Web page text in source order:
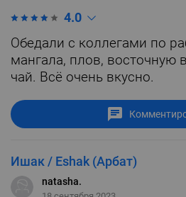
4.0
Обедали с коллегами по
мангала, плов, восточную
чай. Всё очень вкусно.
Ишак / Eshak (Арбат)
natasha.